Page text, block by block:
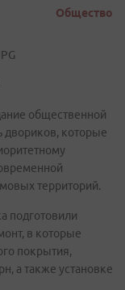
Общество
общественной
двориков, которые
территорий.
подготовили
в которые
покрытия,
а также установке